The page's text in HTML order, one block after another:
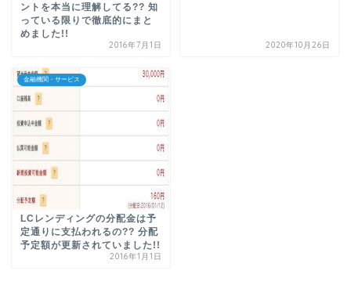
ントを本当に理解してる?? 知
っている限りで徹底的にまと
めました!!
2016年7月1日 2020年10月26日
金融機関・サービス
LCレンディングの分配金は予
定通りに支払われるの?? 分配
予定額が更新されていました!!
2016年1月1日